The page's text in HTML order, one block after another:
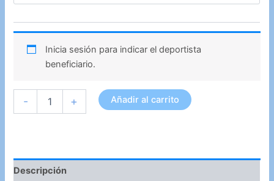
Inicia sesión para indicar el deportista
beneficiario.
- + Añadir al carrito
Descripción